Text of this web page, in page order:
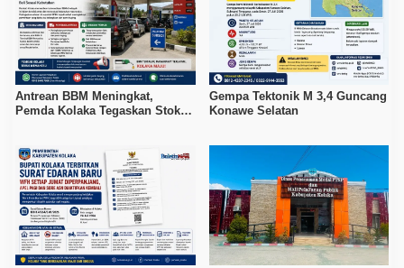
Antrean BBM Meningkat,
Pemda Kolaka Tegaskan Stok
Gempa Tektonik M 3,4 Guncang
Konawe Selatan